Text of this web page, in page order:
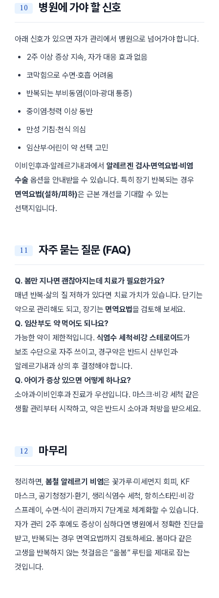
병원에 가야 할 신호
아래 신호가 있으면 자가 관리에서 병원으로 넘어가야 합니다.
2주 이상 증상 지속, 자가 대응 효과 없음
코막힘으로 수면·호흡 어려움
반복되는 부비동염(이마·광대 통증)
중이염·청력 이상 동반
만성 기침·천식 의심
임산부·어린이 약 선택 고민
이비인후과·알레르기내과에서 알레르겐 검사·면역요법·비염
수술옵션을 안내받을 수 있습니다. 특히 장기 반복되는 경우
면역요법(설하/피하)은 근본 개선을 기대할 수 있는
선택지입니다.
자주 묻는 질문 (FAQ)
Q. 봄만 지나면 괜찮아지는데 치료가 필요한가요?
매년 반복·삶의 질 저하가 있다면 치료 가치가 있습니다. 단기는
약으로 관리해도 되고, 장기는 면역요법을 검토해 보세요.
Q. 임산부도 약 먹어도 되나요?
가능한 약이 제한적입니다. 식염수 세척·비강 스테로이드가
보조 수단으로 자주 쓰이고, 경구약은 반드시 산부인과·
알레르기내과 상의 후 결정해야 합니다.
Q. 아이가 증상 있으면 어떻게 하나요?
소아과·이비인후과 진료가 우선입니다. 마스크·비강 세척 같은
생활 관리부터 시작하고, 약은 반드시 소아과 처방을 받으세요.
마무리
정리하면,봄철 알레르기 비염은 꽃가루·미세먼지 회피, KF
마스크, 공기청정기·환기, 생리식염수 세척, 항히스타민·비강
스프레이, 수면·식이 관리까지 7단계로 체계화할 수 있습니다.
자가 관리 2주 후에도 증상이 심하다면 병원에서 정확한 진단을
받고, 반복되는 경우 면역요법까지 검토하세요. 봄마다 같은
고생을 반복하지 않는 첫걸음은 “올봄” 루틴을 제대로 잡는
것입니다.